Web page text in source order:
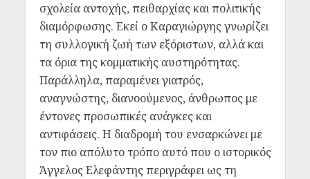
σχολεία αντοχής, πειθαρχίας και πολιτικής
διαμόρφωσης. Εκεί ο Καραγιώργης γνωρίζει
τη συλλογική ζωή των εξόριστων, αλλά και
τα όρια της κομματικής αυστηρότητας.
Παράλληλα, παραμένει γιατρός,
αναγνώστης, διανοούμενος, άνθρωπος με
έντονες προσωπικές ανάγκες και
αντιφάσεις. Η διαδρομή του ενσαρκώνει με
τον πιο απόλυτο τρόπο αυτό που ο ιστορικός
Άγγελος Ελεφάντης περιγράφει ως τη